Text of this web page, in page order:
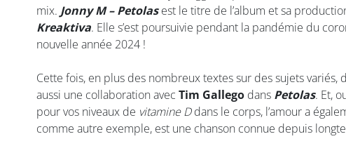
mix. Jonny M – Petolasest le titre de l’album et sa
Kreaktiva. Elle s’est poursuivie pendant la pandémie du
nouvelle année 2024 !
Cette fois, en plus des nombreux textes sur des sujets
aussi une collaboration avec Tim Gallego dans Petolas. Et,
pour vos niveaux de vitamine Ddans le corps, l’amour a
comme autre exemple, est une chanson connue depuis